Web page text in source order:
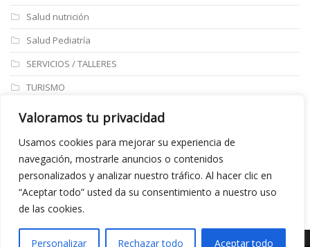
Valoramos tu privacidad
Usamos cookies para mejorar su experiencia de
navegación, mostrarle anuncios o contenidos
personalizados y analizar nuestro tráfico. Al hacer clic en
“Aceptar todo” usted da su consentimiento a nuestro uso
de las cookies.
Personalizar Rechazar todo Aceptar todo
Salud nutrición
Salud Pediatría
SERVICIOS / TALLERES
TURISMO
ULTIMAS NOTICIAS
Aviso legal